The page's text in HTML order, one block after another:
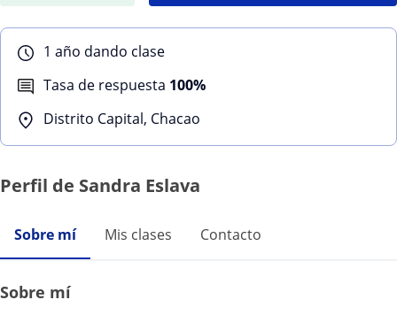
1 año dando clase
Tasa de respuesta 100%
Distrito Capital, Chacao
Perfil de Sandra Eslava
Sobre mí Mis clases Contacto
Sobre mí